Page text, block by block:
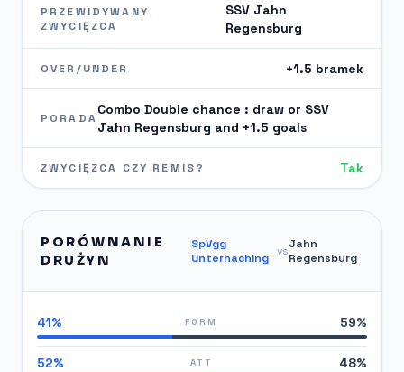
PRZEWIDYWANY
ZWYCIĘZCA
SSV Jahn
Regensburg
OVER/UNDER +1.5 bramek
PORADA
Combo Double chance : draw or SSV
Jahn Regensburg and +1.5 goals
ZWYCIĘZCA CZY REMIS? Tak
PORÓWNANIE
DRUŻYN
SpVgg
Unterhaching vsJahn
Regensburg
41% FORM 59%
52% ATT 48%